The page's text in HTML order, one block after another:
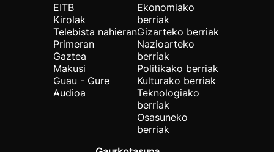
EITB
Kirolak
Telebista nahieran
Primeran
Gaztea
Makusi
Guau - Gure
Audioa
Ekonomiako
berriak
Gizarteko berriak
Nazioarteko
berriak
Politikako berriak
Kulturako berriak
Teknologiako
berriak
Osasuneko
berriak